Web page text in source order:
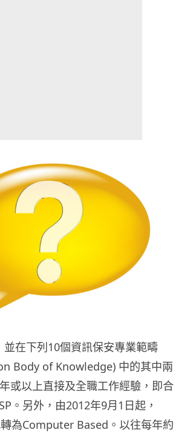
並在下列10個資訊保安專業範疇
Body of Knowledge) 中的其中兩
或以上直接及全職工作經驗，即合
。另外，由2012年9月1日起，
轉為Computer Based。以往每年約